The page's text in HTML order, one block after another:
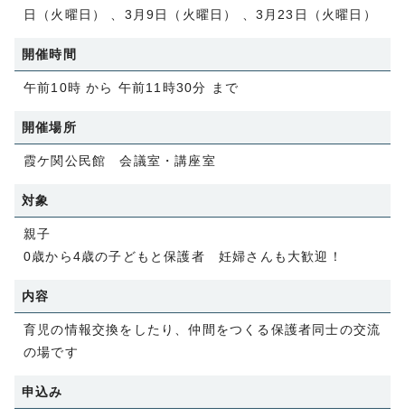
日（火曜日） 、3月9日（火曜日） 、3月23日（火曜日）
開催時間
午前10時 から 午前11時30分 まで
開催場所
霞ケ関公民館 会議室・講座室
対象
親子
0歳から4歳の子どもと保護者 妊婦さんも大歓迎！
内容
育児の情報交換をしたり、仲間をつくる保護者同士の交流
の場です
申込み